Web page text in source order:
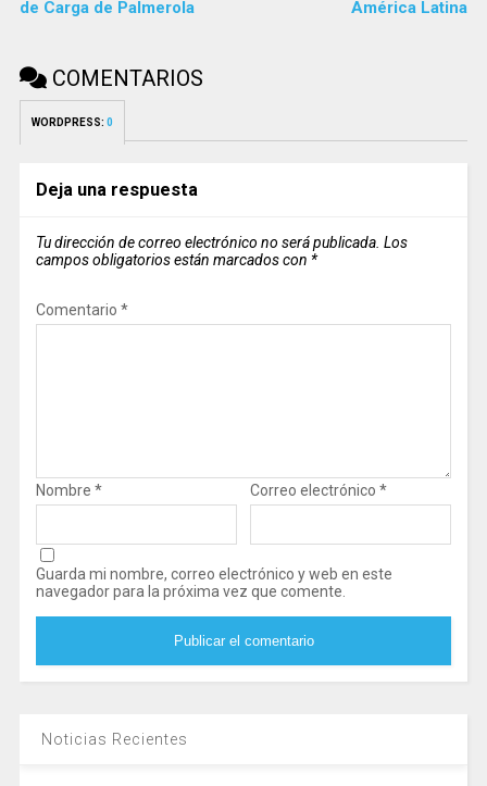
de Carga de Palmerola América Latina
COMENTARIOS
WORDPRESS: 0
Deja una respuesta
Tu dirección de correo electrónico no será publicada. Los
campos obligatorios están marcados con *
Comentario *
Nombre * Correo electrónico *
Guarda mi nombre, correo electrónico y web en este
navegador para la próxima vez que comente.
Noticias Recientes